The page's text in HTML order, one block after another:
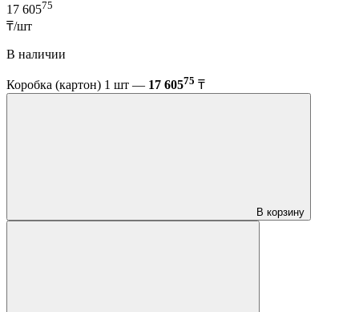
17 60575
₸/шт
В наличии
Коробка (картон) 1 шт — 17 60575 ₸
В корзину